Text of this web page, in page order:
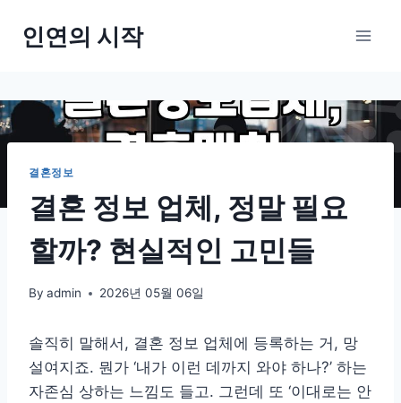
인연의 시작
결혼정보
결혼 정보 업체, 정말 필요
할까? 현실적인 고민들
By admin 2026년 05월 06일
솔직히 말해서, 결혼 정보 업체에 등록하는 거, 망
설여지죠. 뭔가 ‘내가 이런 데까지 와야 하나?’ 하는
자존심 상하는 느낌도 들고. 그런데 또 ‘이대로는 안